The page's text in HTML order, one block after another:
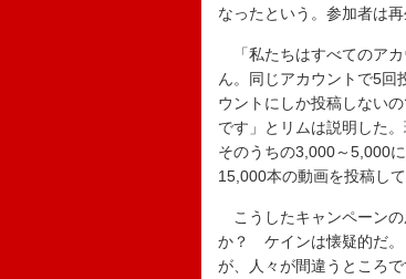
なったという。参加者は
「私たちはすべてのアカ
ん。同じアカウントで5回
ウントにしか投稿しない
です」とリムは説明した
そのうちの3,000～5,000
15,000本の動画を投稿し
こうしたキャンペーンの
か？ ケインは懐疑的だ。
が、人々が間違うところ